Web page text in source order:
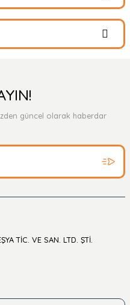
siz yapın!
soru sorulmamış.
güncel olarak haberdar
TİC. VE SAN. LTD. ŞTİ.